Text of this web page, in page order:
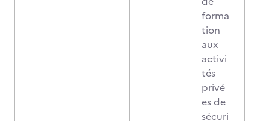
forma
tion
aux
activi
tés
privé
es de
sécuri